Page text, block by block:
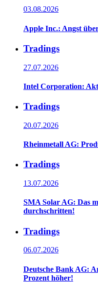
03.08.2026
Apple Inc.: Angst
Tradings
27.07.2026
Intel Corporation:
Tradings
20.07.2026
Rheinmetall AG:
Tradings
13.07.2026
SMA Solar AG: Das
durchschritten!
Tradings
06.07.2026
Deutsche Bank AG:
Prozent höher!